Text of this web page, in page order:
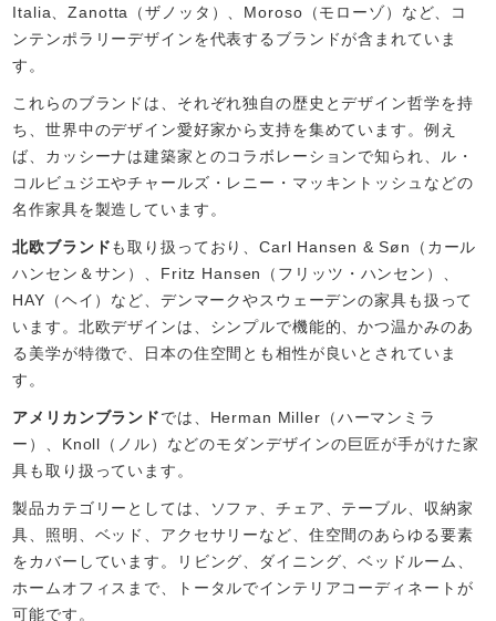
Italia、Zanotta（ザノッタ）、Moroso（モローゾ）など、コ
ンテンポラリーデザインを代表するブランドが含まれていま
す。
これらのブランドは、それぞれ独自の歴史とデザイン哲学を持
ち、世界中のデザイン愛好家から支持を集めています。例え
ば、カッシーナは建築家とのコラボレーションで知られ、ル・
コルビュジエやチャールズ・レニー・マッキントッシュなどの
名作家具を製造しています。
北欧ブランドも取り扱っており、Carl Hansen & Søn（カール
ハンセン＆サン）、Fritz Hansen（フリッツ・ハンセン）、
HAY（ヘイ）など、デンマークやスウェーデンの家具も扱って
います。北欧デザインは、シンプルで機能的、かつ温かみのあ
る美学が特徴で、日本の住空間とも相性が良いとされていま
す。
アメリカンブランドでは、Herman Miller（ハーマンミラ
ー）、Knoll（ノル）などのモダンデザインの巨匠が手がけた家
具も取り扱っています。
製品カテゴリーとしては、ソファ、チェア、テーブル、収納家
具、照明、ベッド、アクセサリーなど、住空間のあらゆる要素
をカバーしています。リビング、ダイニング、ベッドルーム、
ホームオフィスまで、トータルでインテリアコーディネートが
可能です。